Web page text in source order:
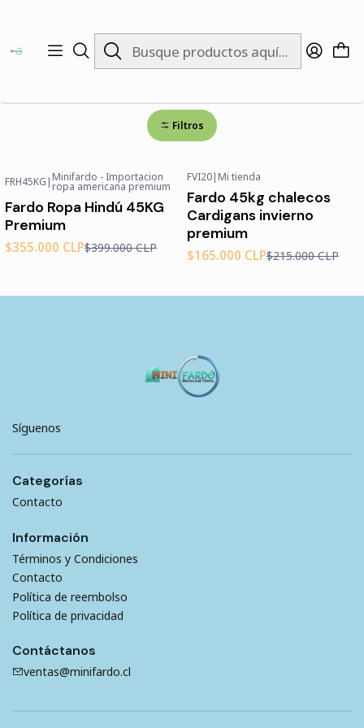
Outfit Sets
Filtros
-11%OFF
FRH45KG | Minifardo - Importacion
ropa americana premium
Fardo Ropa Hindú 45KG
Premium
$355.000 CLP$399.000 CLP
-23% OFF
FVI20| Mi tienda
Fardo 45kg chalecos
Cardigans invierno
premium
$165.000 CLP$215.000 CLP
Síguenos
Categorías
Contacto
Información
Términos y Condiciones
Contacto
Política de reembolso
Política de privacidad
Contáctanos
ventas@minifardo.cl